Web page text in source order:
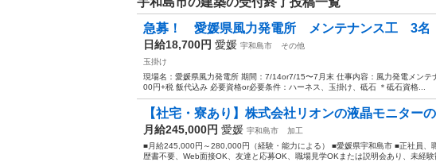
急募！ 愛媛県風力発電所 メンテナンス工 3名
日給18,700円 愛媛 宇和島市
その他
玉掛け
現場名：愛媛県風力発電所 期間：7/14or7/15〜7月末 仕事内容：風力発電メン
00円+税 飯代込み 必要資格or必要条件：ハーネス、玉掛け、砥石 ＊砥石資格...
【社宅・寮あり】株式会社リオンの液晶モニター
月給245,000円 愛媛 宇和島市
加工
■月給245,000円～280,000円（経験・能力による） ■愛媛県宇和島市 ■正社員、
歴書不要、Web面接OK、友達と応募OK、職場見学OKまたは説明会あり、未経験